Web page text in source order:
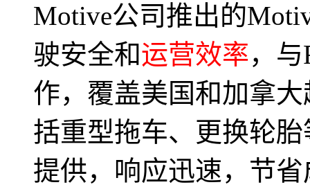
Motive公司推出的
驶安全和运营效率，
作，覆盖美国和加拿
括重型拖车、更换轮
提供，响应迅速，节